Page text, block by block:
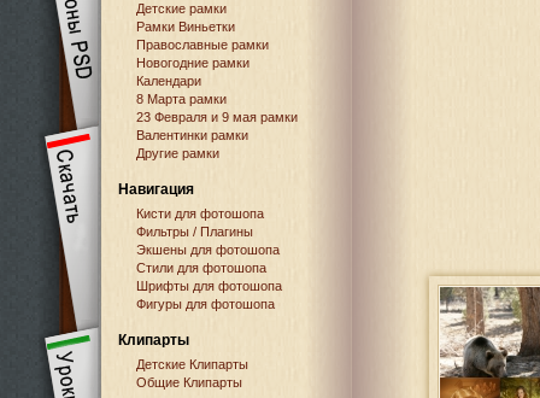
Детские рамки
Рамки Виньетки
Православные рамки
Новогодние рамки
Календари
8 Марта рамки
23 Февраля и 9 мая рамки
Валентинки рамки
Другие рамки
Навигация
Кисти для фотошопа
Фильтры / Плагины
Экшены для фотошопа
Стили для фотошопа
Шрифты для фотошопа
Фигуры для фотошопа
Клипарты
Детские Клипарты
Общие Клипарты